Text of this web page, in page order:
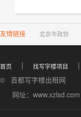
友情链接 北京市政协
首页 找写字楼项目
© 首都写字楼出租网
网址：www.xzlsd.com